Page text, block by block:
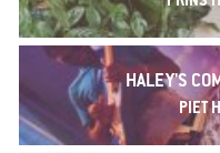
HALEY'S
PIET